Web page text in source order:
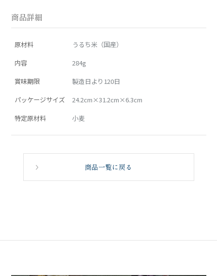
商品詳細
原材料
うるち米（国産）
内容
284g
賞味期限
製造日より120日
パッケージサイズ
24.2cm×31.2cm×6.3cm
特定原材料
小麦
商品一覧に戻る